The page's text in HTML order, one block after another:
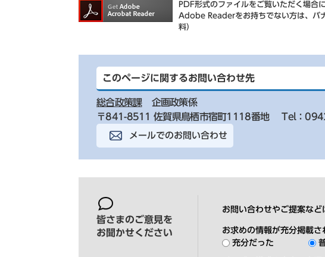
PDF形式のファイルをご覧いただく場
Adobe Readerをお持ちでない方は、バ
料）
このページに関するお問い合わせ先
総合政策課
企画政策係
〒841-8511 佐賀県鳥栖市宿町1118番地
Tel：
メールでのお問い合わせ
皆さまのご意見を
お聞かせください
お問い合わせやご提案など
お求めの情報が充分掲載さ
充分だった